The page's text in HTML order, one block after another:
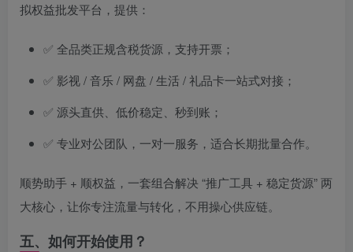
拟权益批发平台，提供：
✅ 全品类正规含税货源，支持开票；
✅ 影视 / 音乐 / 网盘 / 生活 / 礼品卡一站式对接；
✅ 源头直供、低价稳定、秒到账；
✅ 专业对公团队，一对一服务，适合长期批量合作。
顺势助手 + 顺权益，一套组合解决 “推广工具 + 稳定货源” 两
大核心，让你专注流量与转化，不用操心供应链。
五、如何开始使用？